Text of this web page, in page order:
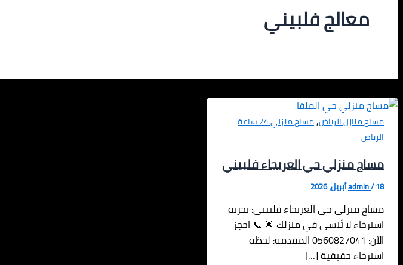
معالج فلبيني
مساج منازل الرياض,
مساج منزلي 24 ساعة
الرياض
مساج منزلي حي العريجاء فلبيني
admin/18 أبريل، 2026
مساج منزلي حي العريجاء فلبيني: تجربة
استرخاء لا تُنسى في منزلك 🌟 📞 احجز
الآن: 0560827041 المقدمة: لحظة
استرخاء حقيقية […]